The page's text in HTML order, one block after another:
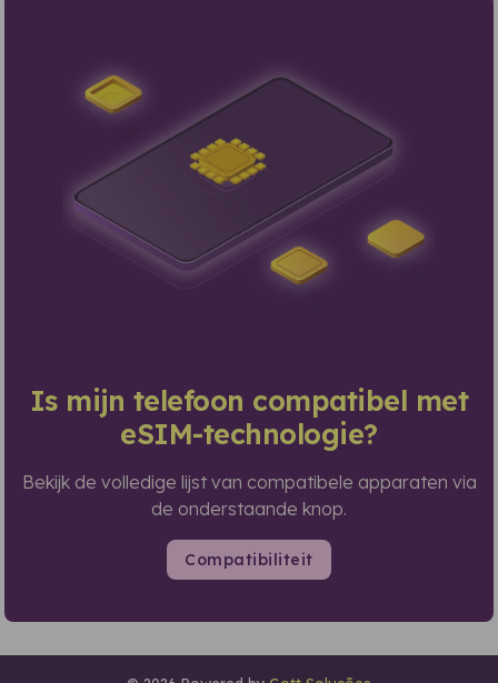
Is mijn telefoon compatibel met
eSIM-technologie?
Bekijk de volledige lijst van compatibele apparaten via
de onderstaande knop.
Compatibiliteit